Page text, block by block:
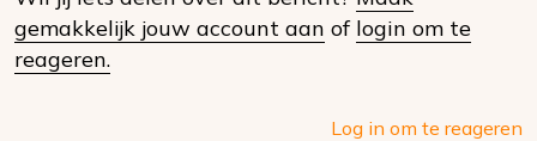
social
media
gemakkelijk jouw account aan of login om te
reageren.
Log in om te reageren